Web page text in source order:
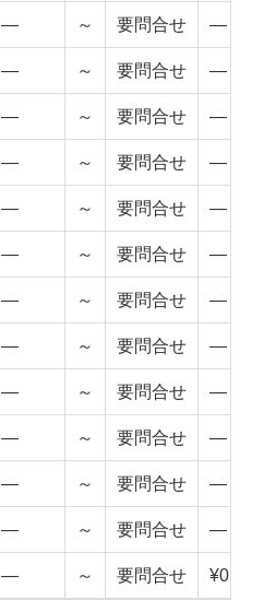
— ～ 要問合せ —
— ～ 要問合せ —
— ～ 要問合せ —
— ～ 要問合せ —
— ～ 要問合せ —
— ～ 要問合せ —
— ～ 要問合せ —
— ～ 要問合せ —
— ～ 要問合せ —
— ～ 要問合せ —
— ～ 要問合せ —
— ～ 要問合せ —
— ～ 要問合せ ¥0